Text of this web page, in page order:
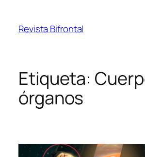
contenido
Revista Bifrontal
Etiqueta:
órganos